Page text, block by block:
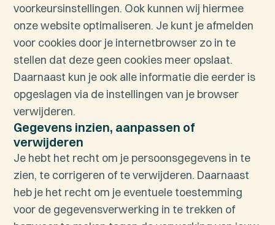
voorkeursinstellingen. Ook kunnen wij hiermee
onze website optimaliseren. Je kunt je afmelden
voor cookies door je internetbrowser zo in te
stellen dat deze geen cookies meer opslaat.
Daarnaast kun je ook alle informatie die eerder is
opgeslagen via de instellingen van je browser
verwijderen.
Gegevens inzien, aanpassen of
verwijderen
Je hebt het recht om je persoonsgegevens in te
zien, te corrigeren of te verwijderen. Daarnaast
heb je het recht om je eventuele toestemming
voor de gegevensverwerking in te trekken of